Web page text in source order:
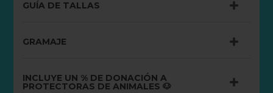
GUÍA DE TALLAS
GRAMAJE
INCLUYE UN % DE DONACIÓN A
PROTECTORAS DE ANIMALES 🐶